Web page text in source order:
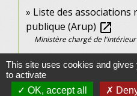
Liste des associations
publique (Arup) open_in_new
Ministère chargé de l'intérieur
This site uses cookies and
to activate
OK, accept all